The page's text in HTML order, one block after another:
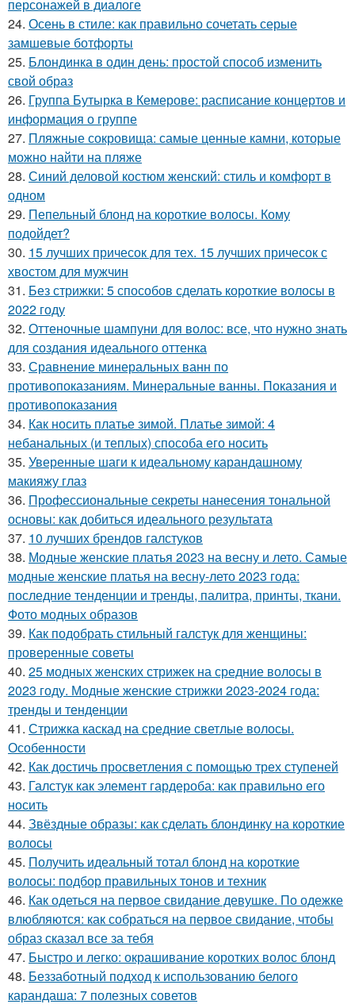
персонажей в диалоге
24. Осень в стиле: как правильно сочетать серые
замшевые ботфорты
25. Блондинка в один день: простой способ изменить
свой образ
26. Группа Бутырка в Кемерове: расписание концертов и
информация о группе
27. Пляжные сокровища: самые ценные камни, которые
можно найти на пляже
28. Синий деловой костюм женский: стиль и комфорт в
одном
29. Пепельный блонд на короткие волосы. Кому
подойдет?
30. 15 лучших причесок для тех. 15 лучших причесок с
хвостом для мужчин
31. Без стрижки: 5 способов сделать короткие волосы в
2022 году
32. Оттеночные шампуни для волос: все, что нужно знать
для создания идеального оттенка
33. Сравнение минеральных ванн по
противопоказаниям. Минеральные ванны. Показания и
противопоказания
34. Как носить платье зимой. Платье зимой: 4
небанальных (и теплых) способа его носить
35. Уверенные шаги к идеальному карандашному
макияжу глаз
36. Профессиональные секреты нанесения тональной
основы: как добиться идеального результата
37. 10 лучших брендов галстуков
38. Модные женские платья 2023 на весну и лето. Самые
модные женские платья на весну-лето 2023 года:
последние тенденции и тренды, палитра, принты, ткани.
Фото модных образов
39. Как подобрать стильный галстук для женщины:
проверенные советы
40. 25 модных женских стрижек на средние волосы в
2023 году. Модные женские стрижки 2023-2024 года:
тренды и тенденции
41. Стрижка каскад на средние светлые волосы.
Особенности
42. Как достичь просветления с помощью трех ступеней
43. Галстук как элемент гардероба: как правильно его
носить
44. Звёздные образы: как сделать блондинку на короткие
волосы
45. Получить идеальный тотал блонд на короткие
волосы: подбор правильных тонов и техник
46. Как одеться на первое свидание девушке. По одежке
влюбляются: как собраться на первое свидание, чтобы
образ сказал все за тебя
47. Быстро и легко: окрашивание коротких волос блонд
48. Беззаботный подход к использованию белого
карандаша: 7 полезных советов